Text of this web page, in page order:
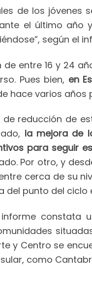
de los
el último año
según el
entre 16 y 24
Pues bien, en
hace varios
reducción de
la mejora de
para seguir
Por otro, y
cerca de su
del punto del ciclo
constata
y Centro se
como